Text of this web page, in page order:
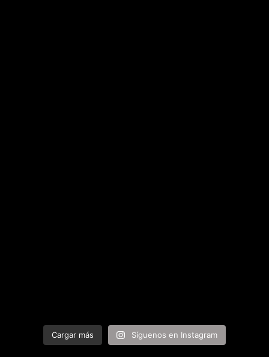
Cargar más Síguenos en Instagram